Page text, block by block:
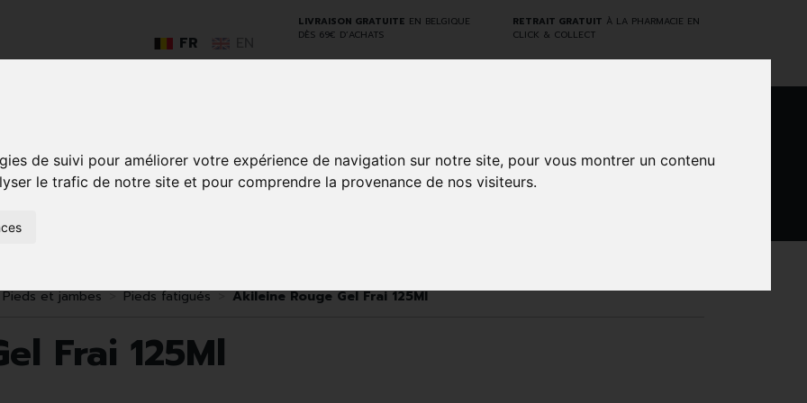
de suivi pour améliorer votre expérience de navigation sur notre site, pour vous montrer un contenu
le trafic de notre site et pour comprendre la provenance de nos visiteurs.
LIVRAISON GRATUITE EN BELGIQUE
DÈS 69€ D’ACHATS
RETRAIT GRATUIT À LA PHARMACIE EN
CLICK & COLLECT
FR
GO
Pieds et jambes Pieds fatigués Akileine Rouge Gel Frai 125Ml
Frai 125Ml